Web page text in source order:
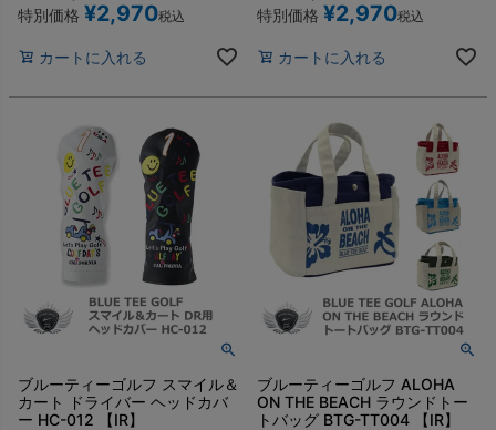
特別価格 ¥2,970税込
カートに入れる
特別価格 ¥2,970税込
カートに入れる
ブルーティーゴルフ スマイル＆
カート ドライバー ヘッドカバ
ー HC-012 【IR】
ブルーティーゴルフ ALOHA
ON THE BEACH ラウンドトー
トバッグ BTG-TT004 【IR】